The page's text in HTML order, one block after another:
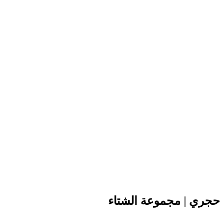
| مجموعة الشتاء